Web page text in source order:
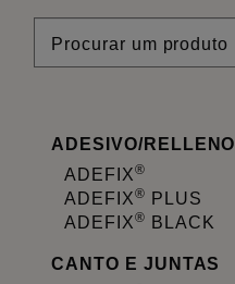
Procurar um produto
ADESIVO/RELLENO
ADEFIX®
ADEFIX® PLUS
ADEFIX® BLACK
CANTO E JUNTAS